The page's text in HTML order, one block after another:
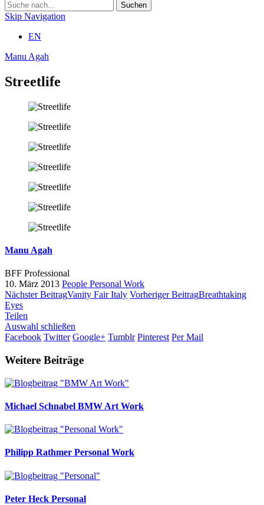
Skip Navigation
EN
Manu Agah
Streetlife
Manu Agah
BFF Professional
10. März 2013 People Personal Work
Nächster BeitragVanity Fair Italy Vorheriger BeitragBreathtaking
Eyes
Teilen
Auswahl schließen
Facebook Twitter Google+ Tumblr Pinterest Per Mail
Weitere Beiträge
Michael Schnabel BMW Art Work
Philipp Rathmer Personal Work
Peter Heck Personal